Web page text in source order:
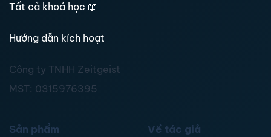
Tất cả khoá học 📖
Hướng dẫn kích hoạt
Công ty TNHH Zeitgeist
MST: 0315976395
Sản phẩm Về tác giả